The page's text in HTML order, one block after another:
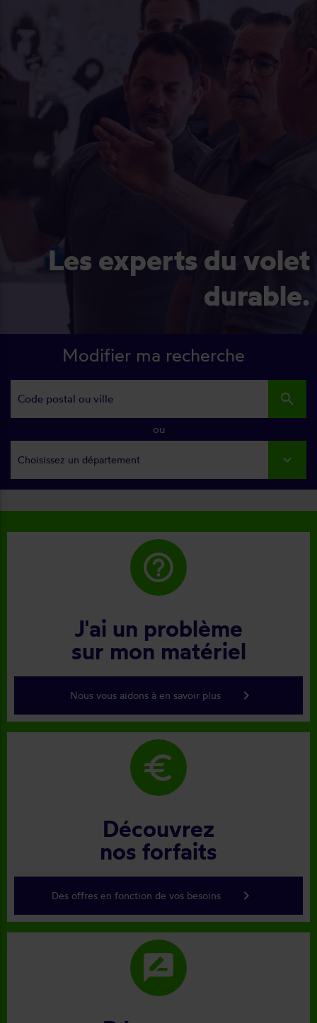
Les experts du volet
durable.
Modifier ma recherche
search
ou
Choisissez un département
help_outline
J'ai un problème
sur mon matériel
Nous vous aidons à en savoir plus keyboard_arrow_right
euro
Découvrez
nos forfaits
Des offres en fonction de vos besoins keyboard_arrow_right
rate_review